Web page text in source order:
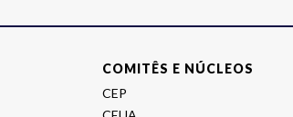
COMITÊS E NÚCLEOS
CEP